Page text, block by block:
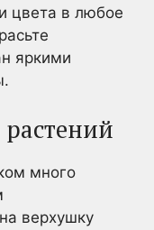
цвета в любое
яркими
много
верхушку